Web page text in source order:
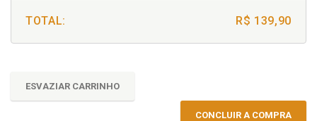
TOTAL: R$ 139,90
ESVAZIAR CARRINHO
CONCLUIR A COMPRA